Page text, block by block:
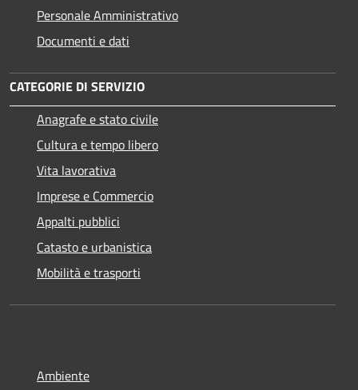
Personale Amministrativo
Documenti e dati
CATEGORIE DI SERVIZIO
Anagrafe e stato civile
Cultura e tempo libero
Vita lavorativa
Imprese e Commercio
Appalti pubblici
Catasto e urbanistica
Mobilità e trasporti
Ambiente